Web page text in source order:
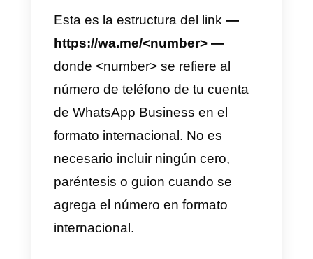
1) La aplicación de WhatsApp
Business es una aplicación
puede descargarse desde la
Google Play Store o la App store.
Esta es la opción ideal para los
pequeños negocios que utilizan
este canal para comunicarse con